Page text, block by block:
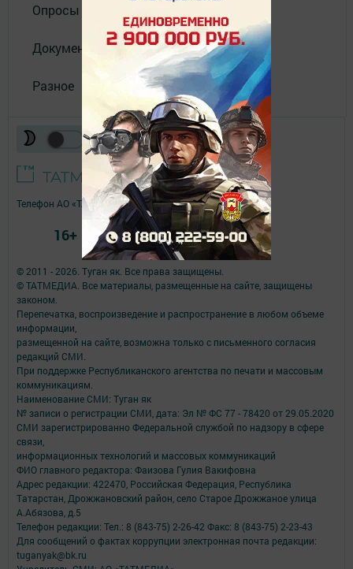
Опросы
Документы филиала
Разное
© 2011 - 2026. Туган як. Все права защищены.
© ТАТМЕДИА. Все материалы, размещенные на сайте, защищены
законом.
Перепечатка, воспроизведение и распространение в любом объеме
информации,
размещенной на сайте, возможна только с письменного согласия
редакций СМИ.
При поддержке Республиканского агентства по печати и массовым
коммуникациям.
Наименование СМИ: Туган як
№ записи о регистрации СМИ, дата: Эл № ФС 77 - 78420 от 29.05.2020
СМИ зарегистрированно Федеральной службой по надзору в сфере
связи,
информационных технологий и массовых коммуникаций
ФИО главного редактора: Фаизова Гулия Вакифовна
Адрес редакции: 422470, Российская Федерация, Республика
Татарстан, Дрожжановский район, село Старое Дрожжаное улица
А.Абязова, д.5
Телефон редакции: Тел.: 8 (843-75) 2-26-42 Факс: 8 (843-75) 2-23-43
Для сообщений о фактах коррупции электронная почта редакции:
tuganyak@bk.ru
Телефон АО «ТАТМЕДИА»:(843) 222 09 84
16+